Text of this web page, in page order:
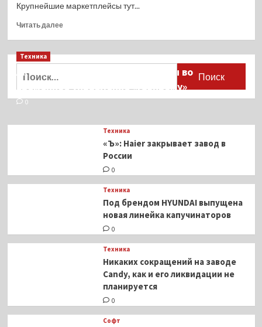
Крупнейшие маркетплейсы тут...
Читать далееПрочитать
Маркетплейсы
таможенную
пошлину
заказе
Техника
Активы Ariston и Bosch переданы во
временное управление «Газпрому»
0
Техника
«Ъ»: Haier закрывает завод в
России
0
Техника
Под брендом HYUNDAI выпущена
новая линейка капучинаторов
0
Техника
Никаких сокращений на заводе
Candy, как и его ликвидации не
планируется
0
Софт